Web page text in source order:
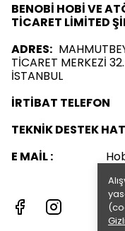
BENOBİ HOBİ VE
TİCARET LİMİTED
ADRES:
TİCARET MERKEZİ
İSTANBUL
İRTİBAT
TEKNİK DESTEK
E MAİL :